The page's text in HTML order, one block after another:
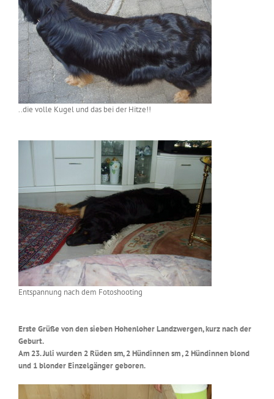
..die volle Kugel und das bei der Hitze!!
Entspannung nach dem Fotoshooting
Erste Grüße von den sieben Hohenloher Landzwergen, kurz nach der
Geburt.
Am 23. Juli wurden 2 Rüden sm, 2 Hündinnen sm , 2 Hündinnen blond
und 1 blonder Einzelgänger geboren.